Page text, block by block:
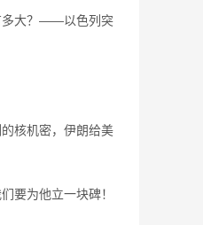
多大？——以色列突
核机密，伊朗给美
要为他立一块碑！